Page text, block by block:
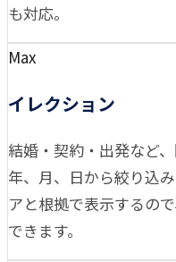
も対応。
Max
イレクション
結婚・契約・出発など
年、月、日から絞り込
アと根拠で表示するの
できます。